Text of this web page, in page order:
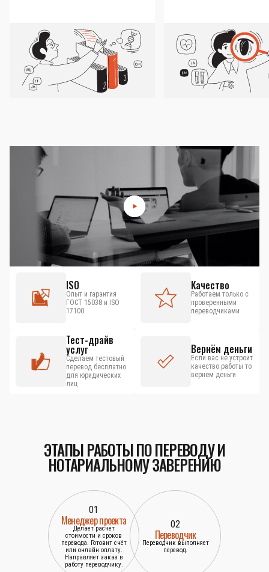
ISO
Опыт и гарантия
ГОСТ 15038 и ISO
17100
Качество
Работаем только с
проверенными
переводчиками
Тест-драйв
услуг
Сделаем тестовый
перевод бесплатно
для юридических
лиц
Вернём деньги
Если вас не устроит
качество работы то
вернём деньги
ЭТАПЫ РАБОТЫ ПО ПЕРЕВОДУ И
НОТАРИАЛЬНОМУ ЗАВЕРЕНИЮ
01
Менеджер проекта
Делает расчёт
стоимости и сроков
перевода. Готовит счёт
или онлайн оплату.
Направляет заказ в
работу переводчику.
02
Переводчик
Переводчик выполняет
перевод.